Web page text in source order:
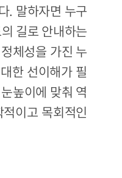
. 말하자면 누구
길로 안내하는
체성을 가진 누
한 선이해가 필
높이에 맞춰 역
이고 목회적인